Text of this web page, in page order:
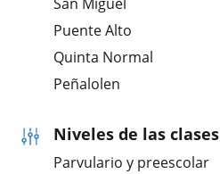
San Miguel
Puente Alto
Quinta Normal
Peñalolen
Niveles de las clases
Parvulario y preescolar